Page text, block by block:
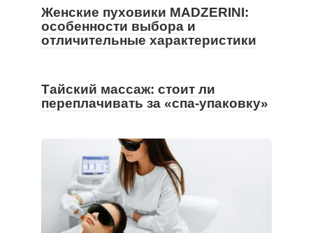
Женские пуховики MADZERINI:
особенности выбора и
отличительные характеристики
Тайский массаж: стоит ли
переплачивать за «спа-упаковку»